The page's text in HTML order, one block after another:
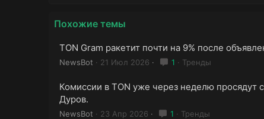
Похожие темы
TON Gram ракетит почти на 9% после
NewsBot 21 Июл 2026 1 Тренды
Комиссии в TON уже через неделю просядут
Дуров.
NewsBot 23 Апр 2026 1 Тренды